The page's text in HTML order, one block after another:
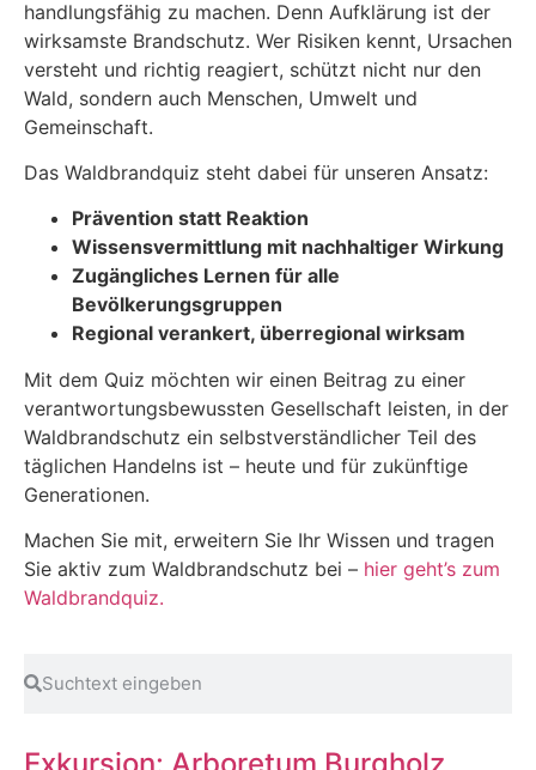
handlungsfähig zu machen. Denn Aufklärung ist der
wirksamste Brandschutz. Wer Risiken kennt, Ursachen
versteht und richtig reagiert, schützt nicht nur den
Wald, sondern auch Menschen, Umwelt und
Gemeinschaft.
Das Waldbrandquiz steht dabei für unseren Ansatz:
Prävention statt Reaktion
Wissensvermittlung mit nachhaltiger Wirkung
Zugängliches Lernen für alle
Bevölkerungsgruppen
Regional verankert, überregional wirksam
Mit dem Quiz möchten wir einen Beitrag zu einer
verantwortungsbewussten Gesellschaft leisten, in der
Waldbrandschutz ein selbstverständlicher Teil des
täglichen Handelns ist – heute und für zukünftige
Generationen.
Machen Sie mit, erweitern Sie Ihr Wissen und tragen
Sie aktiv zum Waldbrandschutz bei – hier geht’s zum
Waldbrandquiz.
Exkursion: Arboretum Burgholz